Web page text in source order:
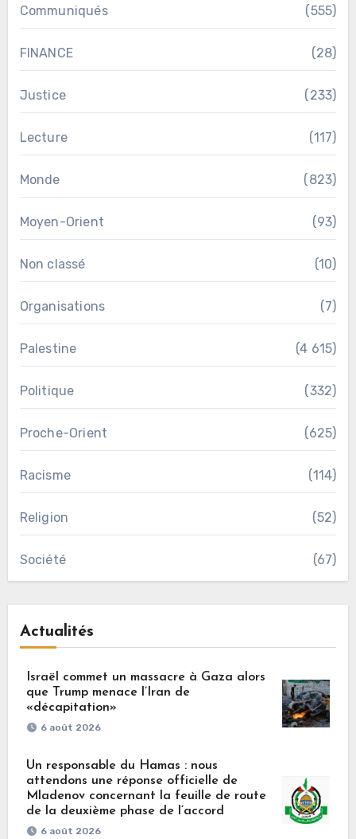
Communiqués (555)
FINANCE (28)
Justice (233)
Lecture (117)
Monde (823)
Moyen-Orient (93)
Non classé (10)
Organisations (7)
Palestine (4 615)
Politique (332)
Proche-Orient (625)
Racisme (114)
Religion (52)
Société (67)
Actualités
Israël commet un massacre à Gaza alors
que Trump menace l’Iran de
«décapitation»
6 août 2026
Un responsable du Hamas : nous
attendons une réponse officielle de
Mladenov concernant la feuille de route
de la deuxième phase de l’accord
6 août 2026